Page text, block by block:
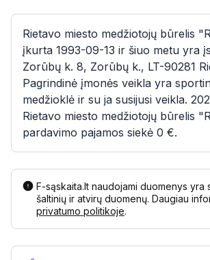
Rietavo miesto medžiotojų būrelis
įkurta 1993-09-13 ir šiuo metu yra
Zorūbų k. 8, Zorūbų k., LT-90281
Pagrindinė įmonės veikla yra
medžioklė ir su ja susijusi veikla.
Rietavo miesto medžiotojų būrelis
pardavimo pajamos siekė 0 €.
F-sąskaita.lt naudojami duomenys yra
šaltinių ir atvirų duomenų. Daugiau
privatumo politikoje.